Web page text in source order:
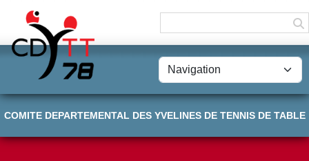
COMITE DEPARTEMENTAL DES YVELINES DE TENNIS DE TABLE
Panneau de gestion des cookies